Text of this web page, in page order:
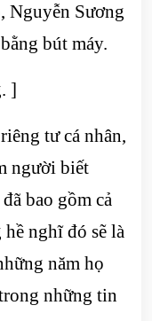
Nguyễn Sương
bút máy.
]
tư cá nhân,
người biết
bao gồm cả
nghĩ đó sẽ là
năm họ
những tin